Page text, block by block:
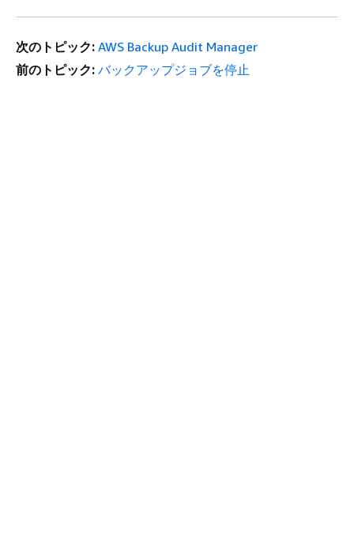
次のトピック: AWS Backup Audit Manager
前のトピック: バックアップジョブを停止